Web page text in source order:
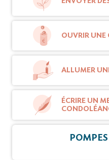
OUVRIR UNE
ALLUMER
ÉCRIRE UN